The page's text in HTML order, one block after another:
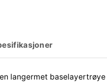
langermet